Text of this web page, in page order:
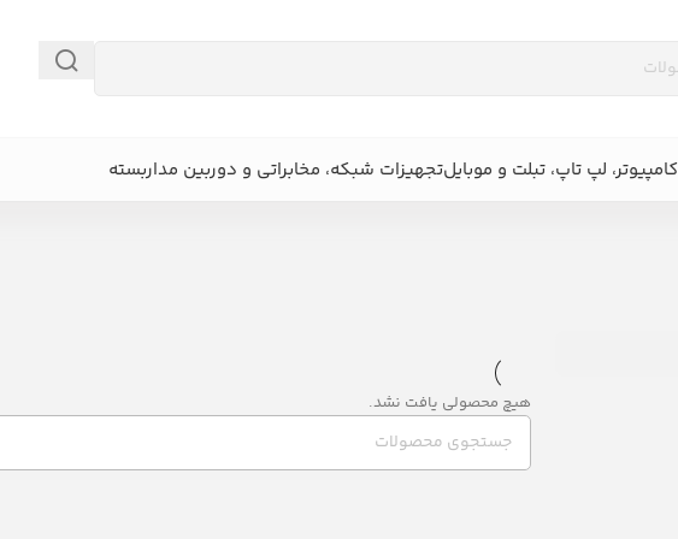
کامپیوتر، لپ تاپ، تبلت و موبایلتجهیزات شبکه، مخابراتی و دوربین مداربسته
هیچ محصولی یافت نشد.